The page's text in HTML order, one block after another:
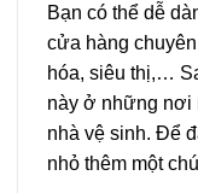
Bạn có thể dễ
cửa hàng
hóa, siêu thị,…
này ở những nơi
nhà vệ sinh. Để
nhỏ thêm một